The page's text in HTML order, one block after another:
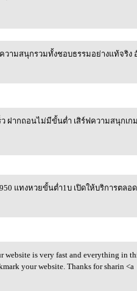
วามสนุกรวมทั้งชอบธรรมอย่างแท้จริง
ว ฝากถอนไม่มีขั้นต่ำ เสิร์ฟความสนุกเ
แทงหวยขั้นต่ำ1บ เปิดให้บริการตลอ
website is very fast and everything in
your website. Thanks for sharin <a